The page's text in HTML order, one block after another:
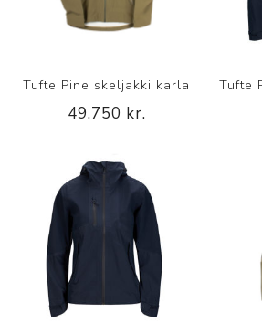
Tufte Pine skeljakki karla
49.750 kr.
Tufte